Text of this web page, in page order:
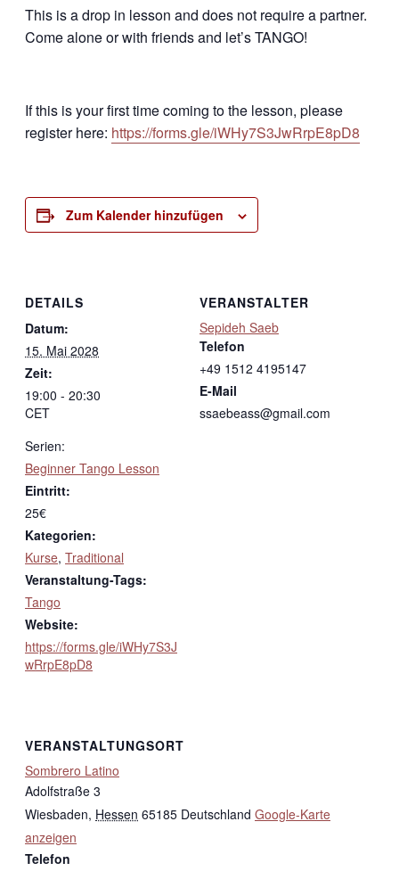
This is a drop in lesson and does not require a partner.
Come alone or with friends and let’s TANGO!
If this is your first time coming to the lesson, please
register here: https://forms.gle/iWHy7S3JwRrpE8pD8
Zum Kalender hinzufügen
DETAILS
Datum:
15. Mai 2028
Zeit:
19:00 - 20:30
CET
Serien:
Beginner Tango Lesson
Eintritt:
25€
Kategorien:
Kurse, Traditional
Veranstaltung-Tags:
Tango
Website:
https://forms.gle/iWHy7S3J
wRrpE8pD8
VERANSTALTER
Sepideh Saeb
Telefon
+49 1512 4195147
E-Mail
ssaebeass@gmail.com
VERANSTALTUNGSORT
Sombrero Latino
Adolfstraße 3
Wiesbaden, Hessen 65185 Deutschland Google-Karte
anzeigen
Telefon